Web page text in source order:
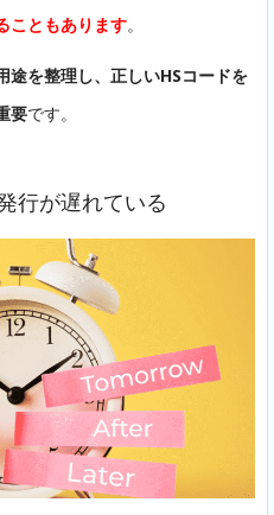
こともあります。
途を整理し、正しいHSコードを
要です。
行が遅れている